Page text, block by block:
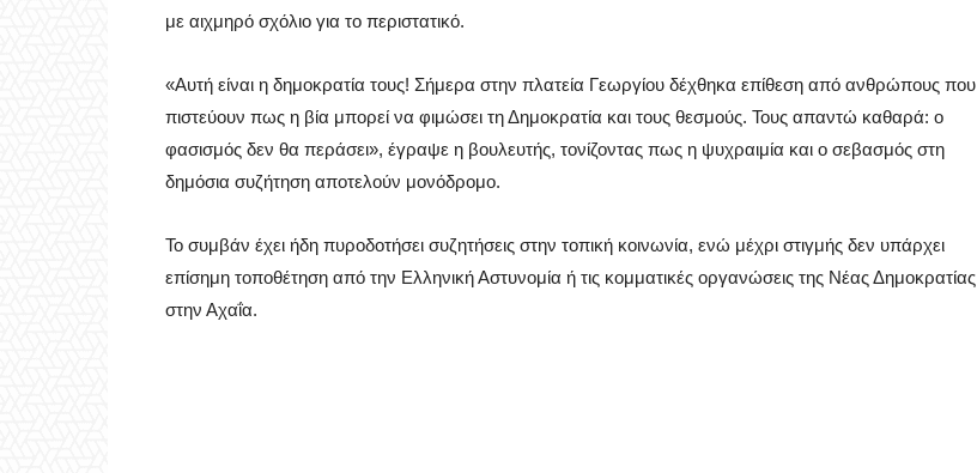
με αιχμηρό σχόλιο για το περιστατικό.
«Αυτή είναι η δημοκρατία τους! Σήμερα στην πλατεία Γεωργίου δέχθηκα επίθεση από ανθρώπους που
πιστεύουν πως η βία μπορεί να φιμώσει τη Δημοκρατία και τους θεσμούς. Τους απαντώ καθαρά: ο
φασισμός δεν θα περάσει», έγραψε η βουλευτής, τονίζοντας πως η ψυχραιμία και ο σεβασμός στη
δημόσια συζήτηση αποτελούν μονόδρομο.
Το συμβάν έχει ήδη πυροδοτήσει συζητήσεις στην τοπική κοινωνία, ενώ μέχρι στιγμής δεν υπάρχει
επίσημη τοποθέτηση από την Ελληνική Αστυνομία ή τις κομματικές οργανώσεις της Νέας Δημοκρατίας
στην Αχαΐα.